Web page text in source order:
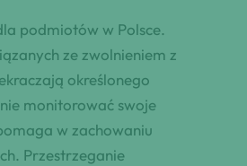
podmiotów w Polsce.
ze zwolnieniem z
określonego
monitorować swoje
w zachowaniu
Przestrzeganie